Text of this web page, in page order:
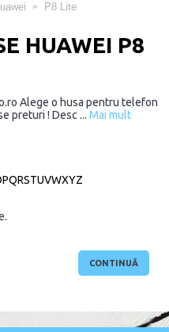
P8 Lite
HUAWEI P8
Alege o husa pentru telefon
preturi ! Desc ... Mai mult
PQRSTUVWXYZ
CONTINUĂ